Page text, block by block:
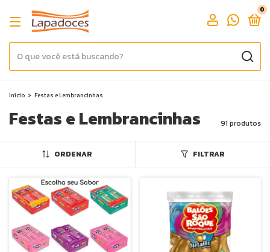
0
Início > Festas e Lembrancinhas
Festas e Lembrancinhas 91 produtos
ORDENAR FILTRAR